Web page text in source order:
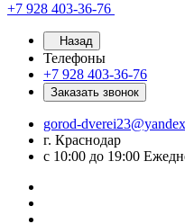
+7 928 403-36-76
Назад
Телефоны
+7 928 403-36-76
Заказать звонок
gorod-
г. Краснодар
с 10:00 до 19:00